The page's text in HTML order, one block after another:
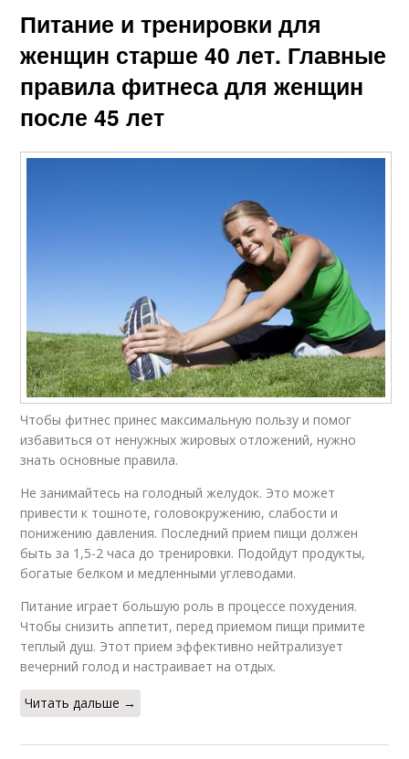
Питание и тренировки для
женщин старше 40 лет. Главные
правила фитнеса для женщин
после 45 лет
Чтобы фитнес принес максимальную пользу и помог
избавиться от ненужных жировых отложений, нужно
знать основные правила.
Не занимайтесь на голодный желудок. Это может
привести к тошноте, головокружению, слабости и
понижению давления. Последний прием пищи должен
быть за 1,5-2 часа до тренировки. Подойдут продукты,
богатые белком и медленными углеводами.
Питание играет большую роль в процессе похудения.
Чтобы снизить аппетит, перед приемом пищи примите
теплый душ. Этот прием эффективно нейтрализует
вечерний голод и настраивает на отдых.
Читать дальше →